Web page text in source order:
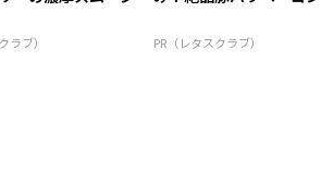
ラブ） PR（レタスクラブ）